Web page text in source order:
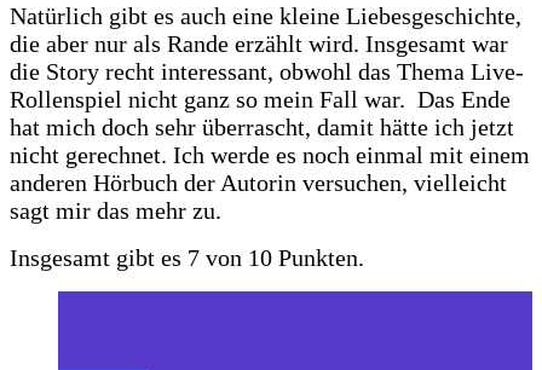
Natürlich gibt es auch eine kleine Liebesgeschichte,
die aber nur als Rande erzählt wird. Insgesamt war
die Story recht interessant, obwohl das Thema Live-
Rollenspiel nicht ganz so mein Fall war. Das Ende
hat mich doch sehr überrascht, damit hätte ich jetzt
nicht gerechnet. Ich werde es noch einmal mit einem
anderen Hörbuch der Autorin versuchen, vielleicht
sagt mir das mehr zu.
Insgesamt gibt es 7 von 10 Punkten.